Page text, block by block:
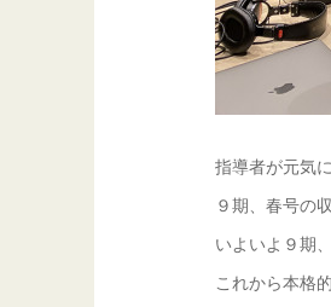
指導者が元気
９期、春号の
いよいよ９期
これから本格